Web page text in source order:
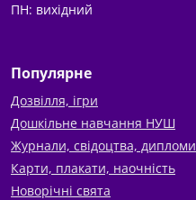
ПН: вихідний
Популярне
Дозвілля, ігри
Дошкільне навчання НУШ
Журнали, свідоцтва, дипломи
Карти, плакати, наочність
Новорічні свята